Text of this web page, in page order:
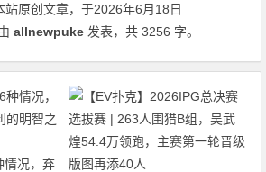
站原创文章，于2026年6月18日
allnewpuke 发表，共 3256 字。
情况，弃